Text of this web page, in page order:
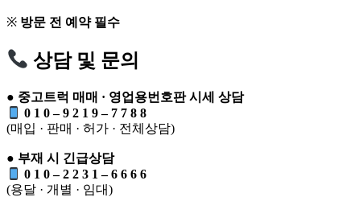
※ 방문 전 예약 필수
상담 및 문의
● 중고트럭 매매 · 영업용번호판 시세 상담
0 1 0 – 9 2 1 9 – 7 7 8 8
(매입 · 판매 · 허가 · 전체상담)
● 부재 시 긴급상담
0 1 0 – 2 2 3 1 – 6 6 6 6
(용달 · 개별 · 임대)